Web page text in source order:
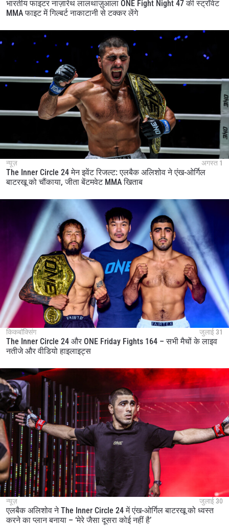
भारतीय फाइटर नाज़ारेथ लालथाज़ुआला ONE Fight Night 47 की स्ट्रॉवेट
MMA फाइट में गिल्बर्ट नाकाटानी से टक्कर लेंगे
न्यूज़ अगस्त 1
The Inner Circle 24 मेन इवेंट रिजल्ट: एलबैक अलिशोव ने एंख-ओर्गिल
बाटरखू को चौंकाया, जीता बेंटमवेट MMA खिताब
किकबॉक्सिंग जुलाई 31
The Inner Circle 24 और ONE Friday Fights 164 – सभी मैचों के लाइव
नतीजे और वीडियो हाइलाइट्स
न्यूज़ जुलाई 30
एलबैक अलिशोव ने The Inner Circle 24 में एंख-ओर्गिल बाटरखू को ध्वस्त
करने का प्लान बनाया – ‘मेरे जैसा दूसरा कोई नहीं है’